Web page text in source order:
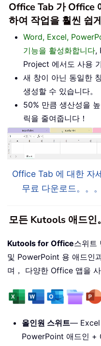
Office Tab 가 Office
하여 작업을 훨씬 쉽
Word, Excel,
기능을 활성화합니다,
Project 에서도 사용
새 창이 아닌 동일한
생성할 수 있습니다。
50% 만큼 생산성을
릭을 줄여줍니다！
Office Tab 에 대한 자
무료 다운로드。。。
모든 Kutools 애드인
Kutools for Office스위트
및 PowerPoint 용 애드인
며， 다양한 Office 앱을
올인원 스위트— Excel
PowerPoint 애드인 +